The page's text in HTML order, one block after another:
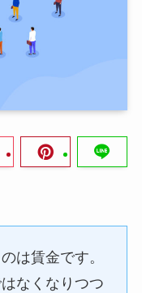
は賃金です。
なくなりつつ